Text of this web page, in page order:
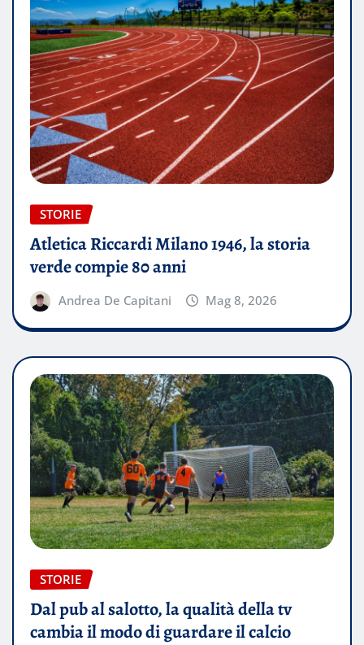
STORIE
Atletica Riccardi Milano 1946, la storia
verde compie 80 anni
Andrea De Capitani Mag 8, 2026
STORIE
Dal pub al salotto, la qualità della tv
cambia il modo di guardare il calcio